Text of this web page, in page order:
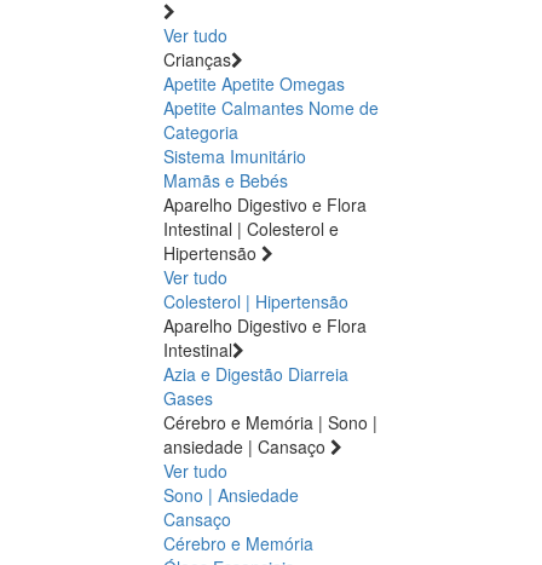
Ver tudo
Crianças
Apetite Apetite Omegas
Apetite Calmantes Nome de
Categoria
Sistema Imunitário
Mamãs e Bebés
Aparelho Digestivo e Flora
Intestinal | Colesterol e
Hipertensão
Ver tudo
Colesterol | Hipertensão
Aparelho Digestivo e Flora
Intestinal
Azia e Digestão Diarreia
Gases
Cérebro e Memória | Sono |
ansiedade | Cansaço
Ver tudo
Sono | Ansiedade
Cansaço
Cérebro e Memória